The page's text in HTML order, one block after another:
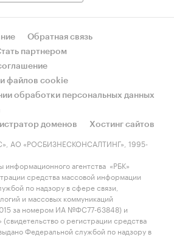
Обратная связь
партнером
файлов cookie
обработки персональных данных
доменов
Хостинг сайтов
АО «РОСБИЗНЕСКОНСАЛТИНГ», 1995-
агентства «РБК»
средства массовой информации
по надзору в сфере связи,
и массовых коммуникаций
за номером ИА №ФС77-63848) и
(свидетельство о регистрации средства
Федеральной службой по надзору в